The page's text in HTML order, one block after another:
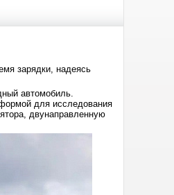
зарядки, надеясь
автомобиль.
для исследования
двунаправленную